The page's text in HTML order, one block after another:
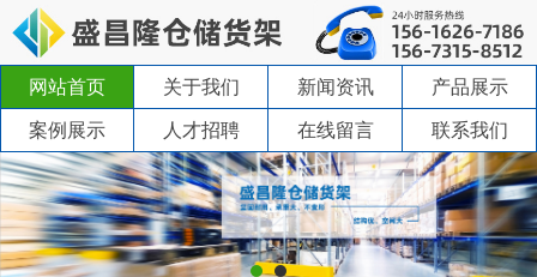
网站首页 关于我们 新闻资讯 产品展示
案例展示 人才招聘 在线留言 联系我们